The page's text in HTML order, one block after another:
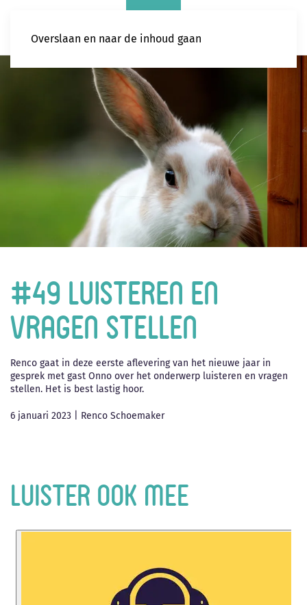
Overslaan en naar de inhoud gaan
#49 Luisteren en
vragen stellen
Renco gaat in deze eerste aflevering van het nieuwe jaar in
gesprek met gast Onno over het onderwerp luisteren en vragen
stellen. Het is best lastig hoor.
6 januari 2023 Renco Schoemaker
Luister ook mee